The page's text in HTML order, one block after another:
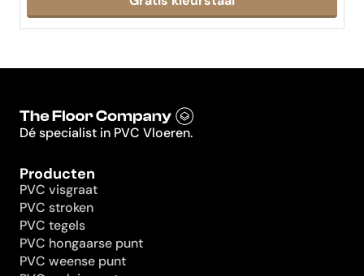
Dé specialist in PVC Vloeren.
Producten
PVC visgraat
PVC stroken
PVC tegels
PVC hongaarse punt
PVC weense punt